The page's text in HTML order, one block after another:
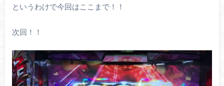
というわけで今回はここまで！！
次回！！